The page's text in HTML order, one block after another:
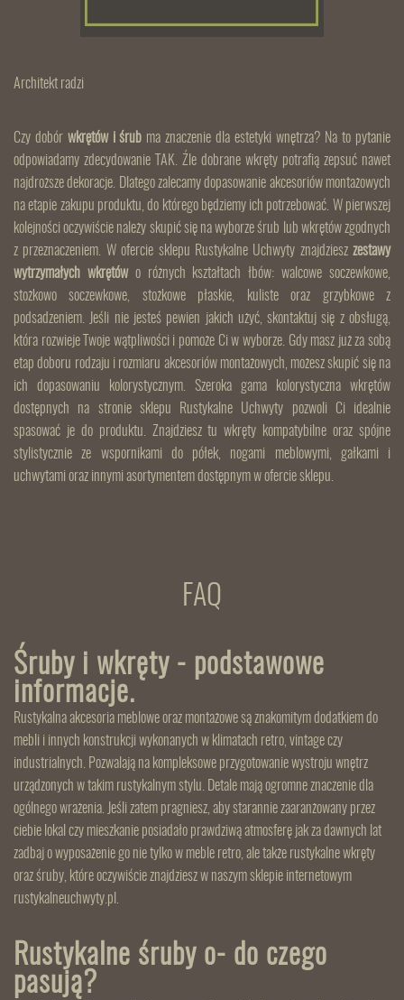
Architekt radzi
Czy dobór wkrętów i śrub ma znaczenie dla estetyki wnętrza? Na to pytanie
odpowiadamy zdecydowanie TAK. Źle dobrane wkręty potrafią zepsuć nawet
najdroższe dekoracje. Dlatego zalecamy dopasowanie akcesoriów montażowych
na etapie zakupu produktu, do którego będziemy ich potrzebować. W pierwszej
kolejności oczywiście należy skupić się na wyborze śrub lub wkrętów zgodnych
z przeznaczeniem. W ofercie sklepu Rustykalne Uchwyty znajdziesz zestawy
wytrzymałych wkrętówo różnych kształtach łbów: walcowe soczewkowe,
stożkowo soczewkowe, stożkowe płaskie, kuliste oraz grzybkowe z
podsadzeniem. Jeśli nie jesteś pewien jakich użyć, skontaktuj się z obsługą,
która rozwieje Twoje wątpliwości i pomoże Ci w wyborze. Gdy masz już za sobą
etap doboru rodzaju i rozmiaru akcesoriów montażowych, możesz skupić się na
ich dopasowaniu kolorystycznym. Szeroka gama kolorystyczna wkrętów
dostępnych na stronie sklepu Rustykalne Uchwyty pozwoli Ci idealnie
spasować je do produktu. Znajdziesz tu wkręty kompatybilne oraz spójne
stylistycznie ze wspornikami do półek, nogami meblowymi, gałkami i
uchwytami oraz innymi asortymentem dostępnym w ofercie sklepu.
FAQ
Śruby i wkręty - podstawowe
informacje.
Rustykalna akcesoria meblowe oraz montażowe są znakomitym dodatkiem do
mebli i innych konstrukcji wykonanych w klimatach retro, vintage czy
industrialnych. Pozwalają na kompleksowe przygotowanie wystroju wnętrz
urządzonych w takim rustykalnym stylu. Detale mają ogromne znaczenie dla
ogólnego wrażenia. Jeśli zatem pragniesz, aby starannie zaaranżowany przez
ciebie lokal czy mieszkanie posiadało prawdziwą atmosferę jak za dawnych lat
zadbaj o wyposażenie go nie tylko w meble retro, ale także rustykalne wkręty
oraz śruby, które oczywiście znajdziesz w naszym sklepie internetowym
rustykalneuchwyty.pl.
Rustykalne śruby o- do czego
pasują?